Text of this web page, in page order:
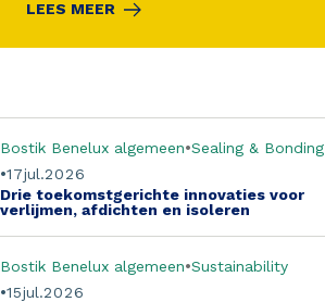
LEES MEER
jul.
17 2026
Bostik Benelux algemeen Sealing & Bonding
Drie toekomstgerichte innovaties voor
verlijmen, afdichten en isoleren
jul.
15 2026
Bostik Benelux algemeen Sustainability